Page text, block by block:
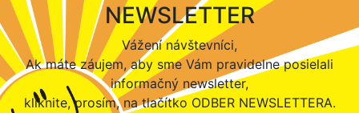
NEWSLETTER
Vážení návštevníci,
Ak máte záujem, aby sme Vám pravidelne posielali
informačný newsletter,
kliknite, prosím, na tlačítko ODBER NEWSLETTERA.